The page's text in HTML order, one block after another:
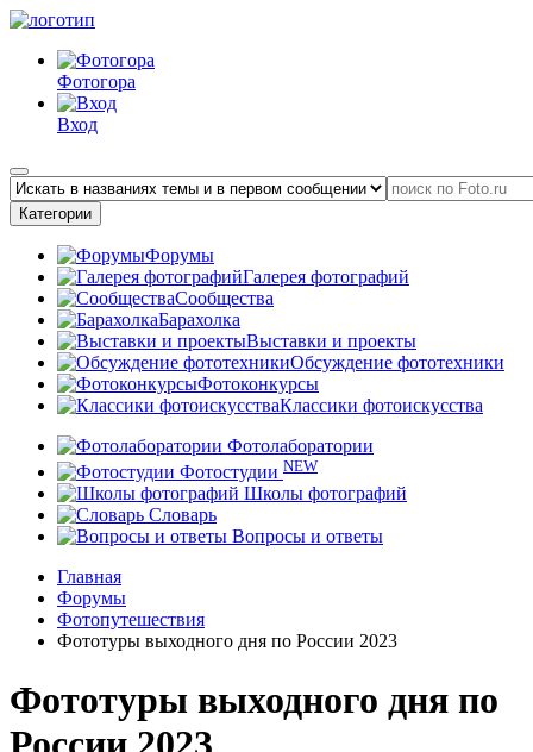
Фотогора
Вход
Категории
Форумы
Галерея фотографий
Сообщества
Барахолка
Выставки и проекты
Обсуждение фототехники
Фотоконкурсы
Классики фотоискусства
Фотолаборатории
Фотостудии NEW
Школы фотографий
Словарь
Вопросы и ответы
Главная
Форумы
Фотопутешествия
Фототуры выходного дня по России 2023
Фототуры выходного дня по
России 2023